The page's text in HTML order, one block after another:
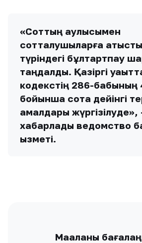
«Соттың қаулысымен
сотталушыларға қатысты
түріндегі бұлтартпау
таңдалды. Қазіргі
кодекстің 286-бабының
бойынша сотқа дейінгі
амалдары жүргізілуде»,
хабарлады ведомство
қызметі.
Мақаланы